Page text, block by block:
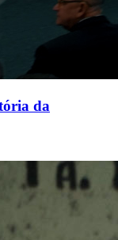
da